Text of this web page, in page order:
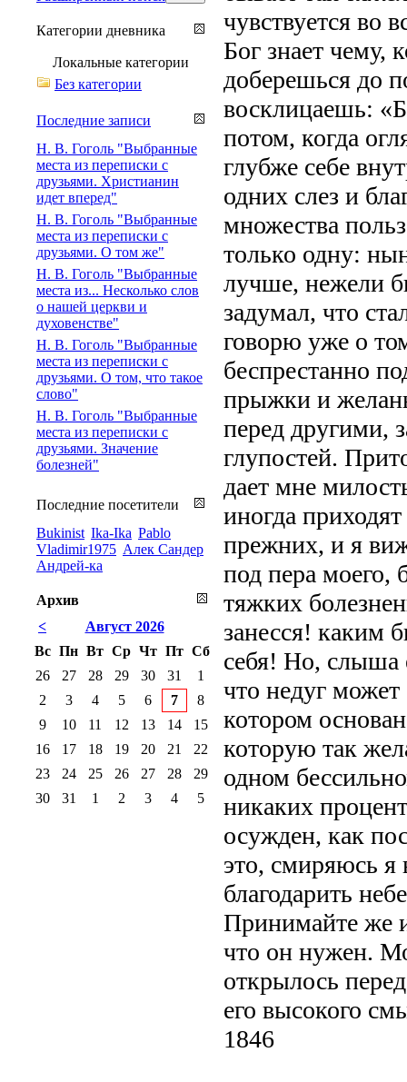
чувствуется во
Бог знает чему,
доберешься до
восклицаешь:
потом, когда
глубже себе
одних слез и
множества
только одну:
лучше, нежели
задумал, что
говорю уже о
беспрестанно
прыжки и
перед другими,
глупостей.
дает мне
иногда
прежних, и я
под пера моего,
тяжких
занесся! каким
себя! Но, слыша
что недуг может
котором
которую так
одном
никаких
осужден, как
это, смиряюсь я
благодарить
Принимайте же
что он нужен.
открылось
его высокого
1846
Категории дневника
Локальные категории
Без категории
Последние записи
Н. В. Гоголь "Выбранные
места из переписки с
друзьями. Христианин
идет вперед"
Н. В. Гоголь "Выбранные
места из переписки с
друзьями. О том же"
Н. В. Гоголь "Выбранные
места из... Несколько слов
о нашей церкви и
духовенстве"
Н. В. Гоголь "Выбранные
места из переписки с
друзьями. О том, что такое
слово"
Н. В. Гоголь "Выбранные
места из переписки с
друзьями. Значение
болезней"
Последние посетители
Bukinist Ika-Ika Pablo
Vladimir1975 Алек Сандер
Андрей-ка
Архив
<
Август 2026
Вс Пн Вт Ср Чт Пт Сб
26
27 28 29 30 31
1
2
3 4 5 6 7
8
9
10 11 12 13 14
15
16
17 18 19 20 21
22
23
24 25 26 27 28
29
30
31 1 2 3 4 5